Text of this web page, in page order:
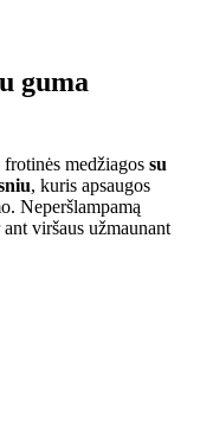
guma
medžiagos su
, kuris apsaugos
Neperšlampamą
viršaus užmaunant